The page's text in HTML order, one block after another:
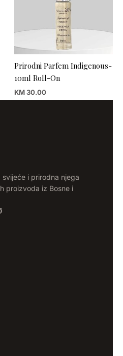
Prirodni Parfem Indigenous-
10ml Roll-On
KM30.00
svijeće i prirodna njega
proizvoda iz Bosne i